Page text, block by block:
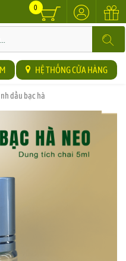
0
HỆ THỐNG CỬA HÀNG
dầu bạc hà